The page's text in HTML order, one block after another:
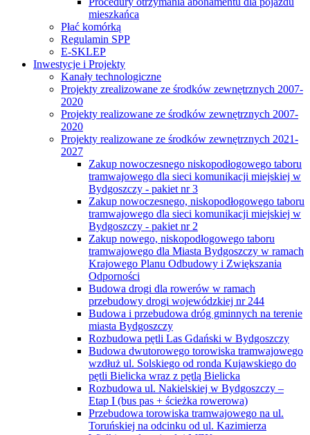
mieszkańca
Płać komórką
Regulamin SPP
E-SKLEP
Inwestycje i Projekty
Kanały technologiczne
Projekty zrealizowane ze środków zewnętrznych 2007-
2020
Projekty realizowane ze środków zewnętrznych 2007-
2020
Projekty realizowane ze środków zewnętrznych 2021-
2027
Zakup nowoczesnego niskopodłogowego taboru
tramwajowego dla sieci komunikacji miejskiej w
Bydgoszczy - pakiet nr 3
Zakup nowoczesnego, niskopodłogowego taboru
tramwajowego dla sieci komunikacji miejskiej w
Bydgoszczy - pakiet nr 2
Zakup nowego, niskopodłogowego taboru
tramwajowego dla Miasta Bydgoszczy w ramach
Krajowego Planu Odbudowy i Zwiększania
Odporności
Budowa drogi dla rowerów w ramach
przebudowy drogi wojewódzkiej nr 244
Budowa i przebudowa dróg gminnych na terenie
miasta Bydgoszczy
Rozbudowa pętli Las Gdański w Bydgoszczy
Budowa dwutorowego torowiska tramwajowego
wzdłuż ul. Solskiego od ronda Kujawskiego do
pętli Bielicka wraz z pętlą Bielicka
Rozbudowa ul. Nakielskiej w Bydgoszczy –
Etap I (bus pas + ścieżka rowerowa)
Przebudowa torowiska tramwajowego na ul.
Toruńskiej na odcinku od ul. Kazimierza